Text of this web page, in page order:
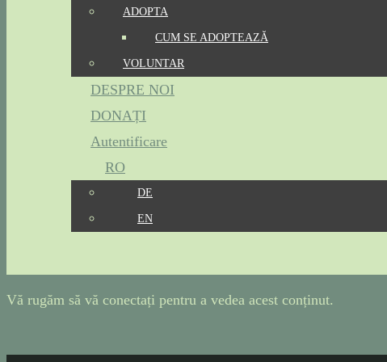
ADOPTA
CUM SE ADOPTEAZĂ
VOLUNTAR
DESPRE NOI
DONAȚI
Autentificare
RO
DE
EN
Vă rugăm să vă conectați pentru a vedea acest conținut.